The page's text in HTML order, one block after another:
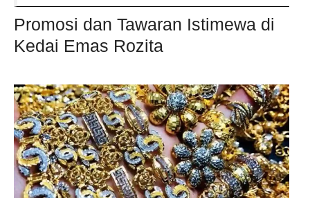
Promosi dan Tawaran Istimewa di
Kedai Emas Rozita